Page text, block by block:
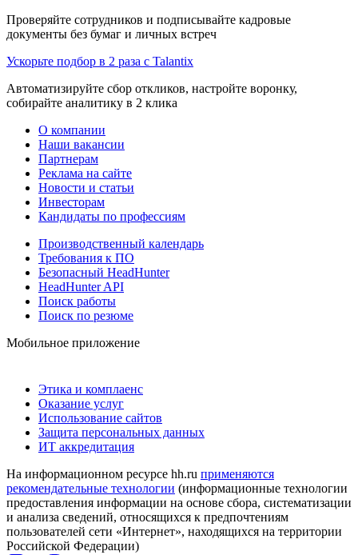
Проверяйте сотрудников и подписывайте кадровые
документы без бумаг и личных встреч
Ускорьте подбор в 2 раза с Talantix
Автоматизируйте сбор откликов, настройте воронку,
собирайте аналитику в 2 клика
О компании
Наши вакансии
Партнерам
Реклама на сайте
Новости и статьи
Инвесторам
Кандидаты по профессиям
Производственный календарь
Требования к ПО
Безопасный HeadHunter
HeadHunter API
Поиск работы
Поиск по резюме
Мобильное приложение
Этика и комплаенс
Оказание услуг
Использование сайтов
Защита персональных данных
ИТ аккредитация
На информационном ресурсе hh.ru применяются
рекомендательные технологии (информационные технологии
предоставления информации на основе сбора, систематизации
и анализа сведений, относящихся к предпочтениям
пользователей сети «Интернет», находящихся на территории
Российской Федерации)